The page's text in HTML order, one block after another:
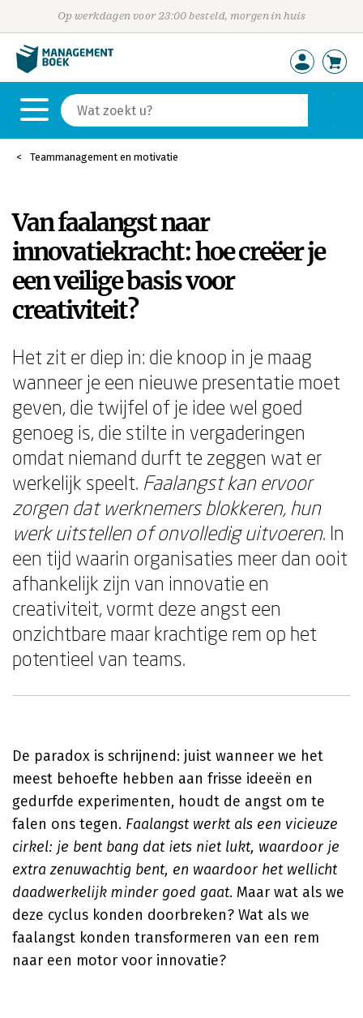
Op werkdagen voor 23:00 besteld, morgen in huis
Teammanagement en motivatie
Van faalangst naar
innovatiekracht: hoe creëer je
een veilige basis voor
creativiteit?
Het zit er diep in: die knoop in je maag
wanneer je een nieuwe presentatie moet
geven, die twijfel of je idee wel goed
genoeg is, die stilte in vergaderingen
omdat niemand durft te zeggen wat er
werkelijk speelt. Faalangst kan ervoor
zorgen dat werknemers blokkeren, hun
werk uitstellen of onvolledig uitvoeren. In
een tijd waarin organisaties meer dan ooit
afhankelijk zijn van innovatie en
creativiteit, vormt deze angst een
onzichtbare maar krachtige rem op het
potentieel van teams.
De paradox is schrijnend: juist wanneer we het
meest behoefte hebben aan frisse ideeën en
gedurfde experimenten, houdt de angst om te
falen ons tegen. Faalangst werkt als een vicieuze
cirkel: je bent bang dat iets niet lukt, waardoor je
extra zenuwachtig bent, en waardoor het wellicht
daadwerkelijk minder goed gaat. Maar wat als we
deze cyclus konden doorbreken? Wat als we
faalangst konden transformeren van een rem
naar een motor voor innovatie?